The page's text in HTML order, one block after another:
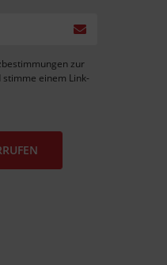
zur
stimme einem Link-